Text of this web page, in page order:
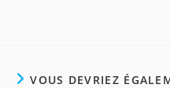
VOUS DEVRIEZ